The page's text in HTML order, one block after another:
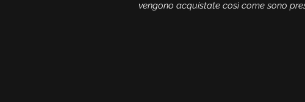
vengono acquistate così come sono